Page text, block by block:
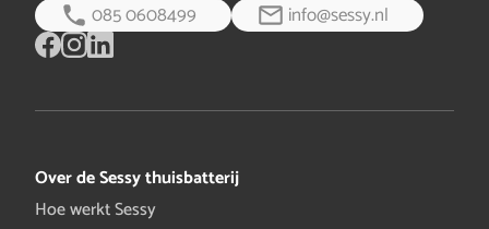
085 0608499
info@sessy.nl
Over de Sessy thuisbatterij
Hoe werkt Sessy